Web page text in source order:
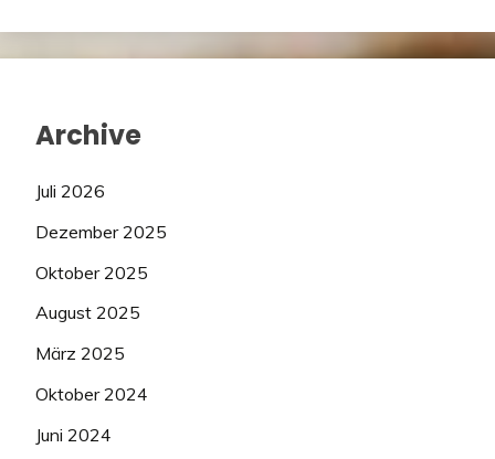
Archive
Juli 2026
Dezember 2025
Oktober 2025
August 2025
März 2025
Oktober 2024
Juni 2024